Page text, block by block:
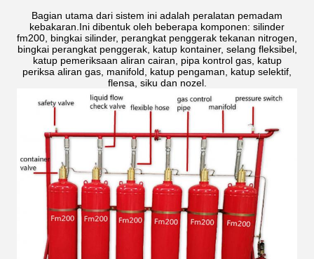
Bagian utama dari sistem ini adalah peralatan pemadam
kebakaran.Ini dibentuk oleh beberapa komponen: silinder
fm200, bingkai silinder, perangkat penggerak tekanan nitrogen,
bingkai perangkat penggerak, katup kontainer, selang fleksibel,
katup pemeriksaan aliran cairan, pipa kontrol gas, katup
periksa aliran gas, manifold, katup pengaman, katup selektif,
flensa, siku dan nozel.